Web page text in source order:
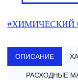
#ХИМИЧЕСКИЙ
ОПИСАНИЕ
РАСХОДНЫЕ